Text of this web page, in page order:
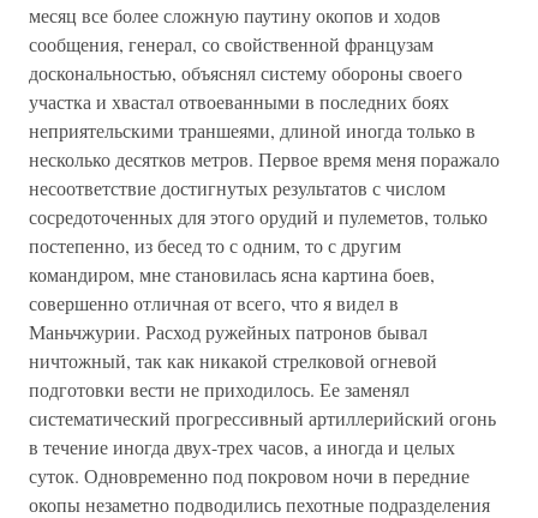
месяц все более сложную паутину окопов и ходов
сообщения, генерал, со свойственной французам
доскональностью, объяснял систему обороны своего
участка и хвастал отвоеванными в последних боях
неприятельскими траншеями, длиной иногда только в
несколько десятков метров. Первое время меня поражало
несоответствие достигнутых результатов с числом
сосредоточенных для этого орудий и пулеметов, только
постепенно, из бесед то с одним, то с другим
командиром, мне становилась ясна картина боев,
совершенно отличная от всего, что я видел в
Маньчжурии. Расход ружейных патронов бывал
ничтожный, так как никакой стрелковой огневой
подготовки вести не приходилось. Ее заменял
систематический прогрессивный артиллерийский огонь
в течение иногда двух-трех часов, а иногда и целых
суток. Одновременно под покровом ночи в передние
окопы незаметно подводились пехотные подразделения